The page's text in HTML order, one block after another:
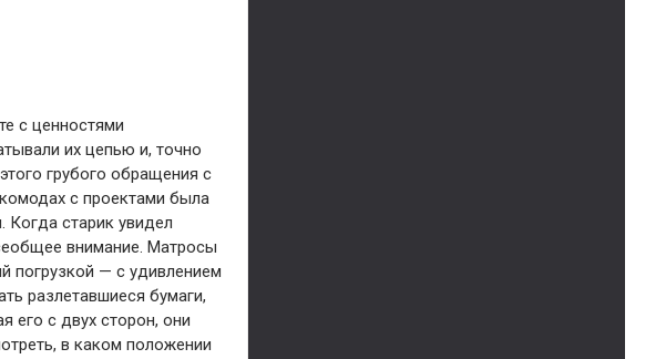
с ценностями
их цепью и, точно
грубого обращения с
с проектами была
Когда старик увидел
внимание. Матросы
погрузкой — с удивлением
разлетавшиеся бумаги,
его с двух сторон, они
в каком положении